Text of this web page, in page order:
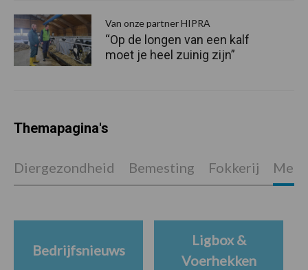
Van onze partner HIPRA
“Op de longen van een kalf
moet je heel zuinig zijn”
Themapagina's
Diergezondheid Bemesting Fokkerij
Bedrijfsnieuws
Ligbox &
Voerhekken